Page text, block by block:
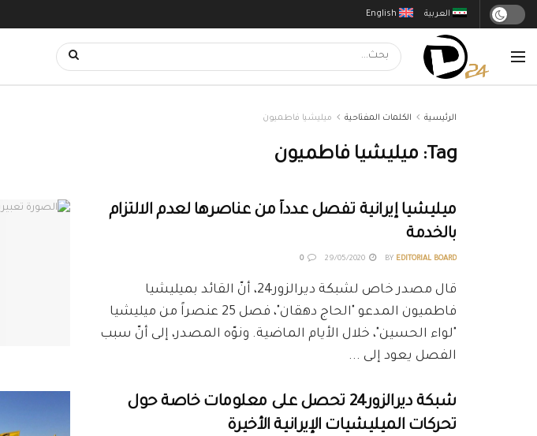
English العربية
الرئيسية الكلمات المفتاحية ميليشيا فاطميون
Tag: ميليشيا فاطميون
ميليشيا إيرانية تفصل عدداً من عناصرها لعدم الالتزام
بالخدمة
BY EDITORIAL BOARD
0
قال مصدر خاص لشبكة ديرالزور24، أنّ القائد بميليشيا
فاطميون المدعو "الحاج دهقان"، فصل 25 عنصراً من ميليشيا
"لواء الحسين"، خلال الأيام الماضية. ونوّه المصدر، إلى أنّ سبب
الفصل يعود إلى ...
شبكة ديرالزور24 تحصل على معلومات خاصة حول
تحركات الميليشيات الإيرانية الأخيرة